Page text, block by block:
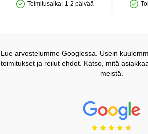
Saatavuus: Varastossa
Toimitusaika: 1-2 päivää
Lue arvostelumme Googlessa. Usein
toimitukset ja reilut ehdot. Katso, mitä
meistä.
Prisjakt